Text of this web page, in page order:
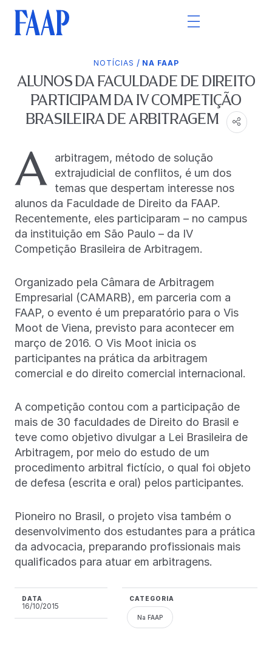
NOTÍCIAS / NA FAAP
ALUNOS DA FACULDADE DE DIREITO
PARTICIPAM DA IV COMPETIÇÃO
BRASILEIRA DE ARBITRAGEM
A
arbitragem, método de solução
extrajudicial de conflitos, é um dos
temas que despertam interesse nos
alunos da Faculdade de Direito da FAAP.
Recentemente, eles participaram – no campus
da instituição em São Paulo – da IV
Competição Brasileira de Arbitragem.
Organizado pela Câmara de Arbitragem
Empresarial (CAMARB), em parceria com a
FAAP, o evento é um preparatório para o Vis
Moot de Viena, previsto para acontecer em
março de 2016. O Vis Moot inicia os
participantes na prática da arbitragem
comercial e do direito comercial internacional.
A competição contou com a participação de
mais de 30 faculdades de Direito do Brasil e
teve como objetivo divulgar a Lei Brasileira de
Arbitragem, por meio do estudo de um
procedimento arbitral fictício, o qual foi objeto
de defesa (escrita e oral) pelos participantes.
Pioneiro no Brasil, o projeto visa também o
desenvolvimento dos estudantes para a prática
da advocacia, preparando profissionais mais
qualificados para atuar em arbitragens.
DATA
16/10/2015
CATEGORIA
Na FAAP